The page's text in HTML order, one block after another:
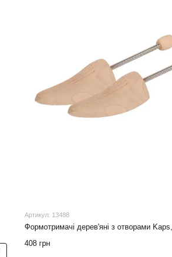
Артикул: 13488
Формотримачі дерев'яні з отворами
408 грн